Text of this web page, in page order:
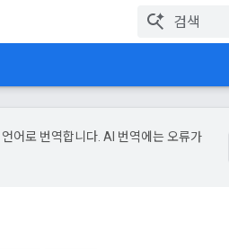
어로 번역합니다. AI 번역에는 오류가